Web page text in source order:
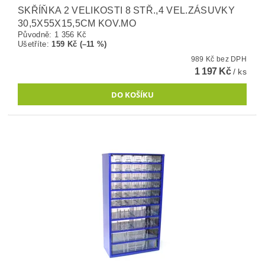
SKŘÍŇKA 2 VELIKOSTI 8 STŘ.,4 VEL.ZÁSUVKY
30,5X55X15,5CM KOV.MO
Původně: 1 356 Kč
Ušetříte:159 Kč (–11 %)
989 Kč bez DPH
1 197 Kč/ ks